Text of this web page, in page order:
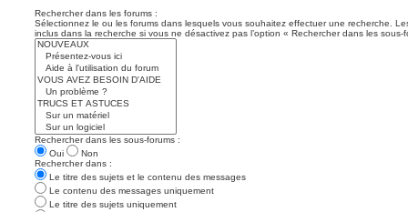
Rechercher dans les forums :
Sélectionnez le ou les forums dans lesquels vous souhaitez effectuer une recherche.
inclus dans la recherche si vous ne désactivez pas l’option « Rechercher dans les
Rechercher dans les sous-forums :
Oui
Non
Rechercher dans :
Le titre des sujets et le contenu des messages
Le contenu des messages uniquement
Le titre des sujets uniquement